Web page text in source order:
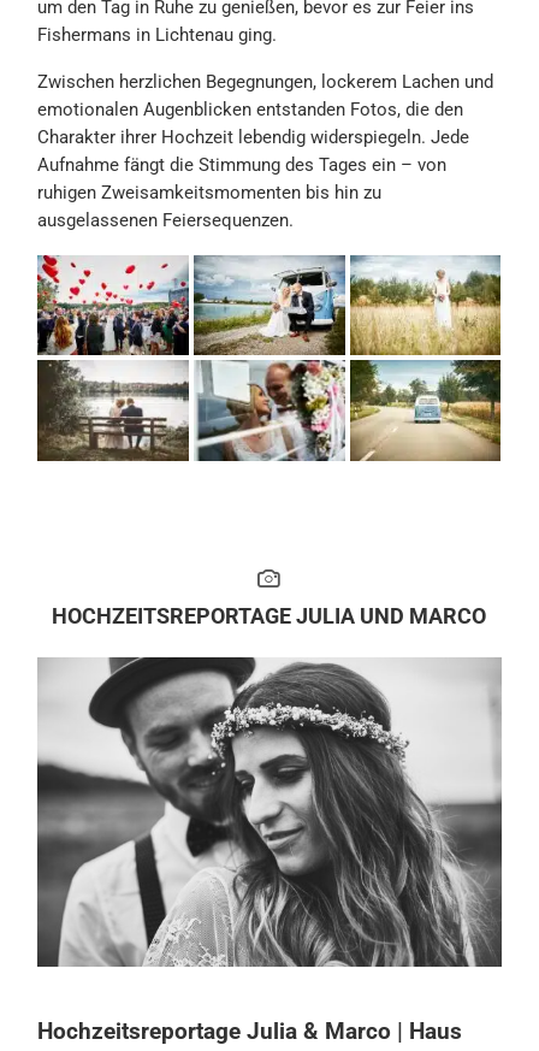
um den Tag in Ruhe zu genießen, bevor es zur Feier ins
Fishermans in Lichtenau ging.
Zwischen herzlichen Begegnungen, lockerem Lachen und
emotionalen Augenblicken entstanden Fotos, die den
Charakter ihrer Hochzeit lebendig widerspiegeln. Jede
Aufnahme fängt die Stimmung des Tages ein – von
ruhigen Zweisamkeitsmomenten bis hin zu
ausgelassenen Feiersequenzen.
HOCHZEITSREPORTAGE JULIA UND MARCO
Hochzeitsreportage Julia & Marco | Haus